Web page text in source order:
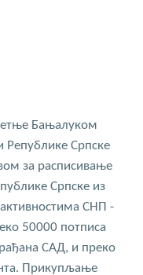
Бањалуком
Републике Српске
за расписивање
Српске из
СНП -
50000 потписа
САД, и преко
Прикупљање